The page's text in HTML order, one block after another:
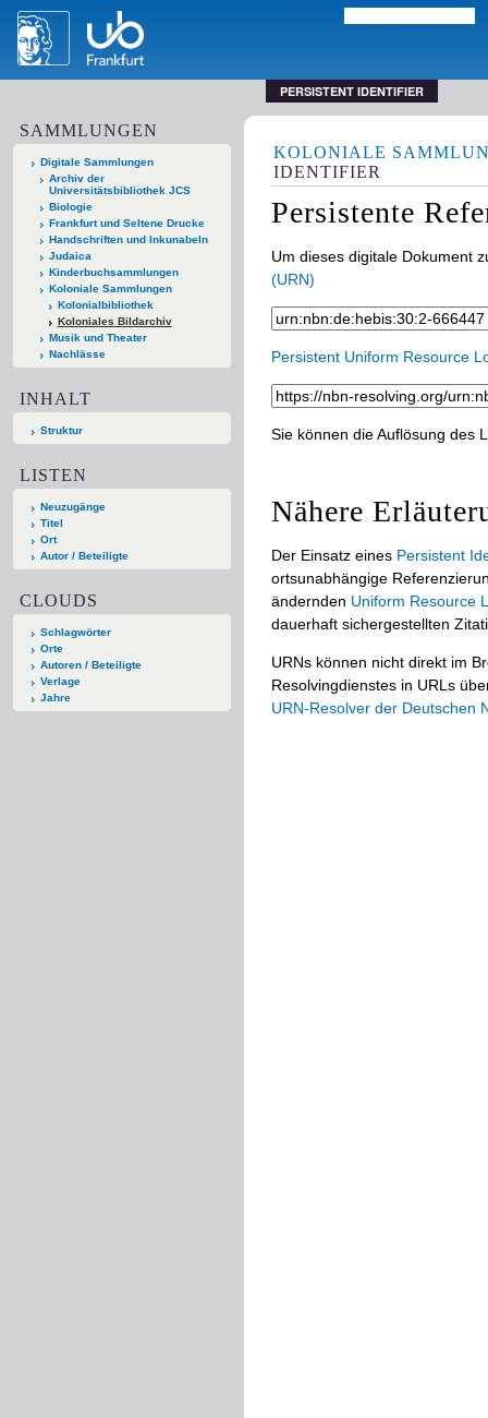
PERSISTENT IDENTIFIER
SAMMLUNGEN
Digitale Sammlungen
Archiv der
Universitätsbibliothek JCS
Biologie
Frankfurt und Seltene Drucke
Handschriften und Inkunabeln
Judaica
Kinderbuchsammlungen
Koloniale Sammlungen
Kolonialbibliothek
Koloniales Bildarchiv
Musik und Theater
Nachlässe
INHALT
Struktur
LISTEN
Neuzugänge
Titel
Ort
Autor / Beteiligte
CLOUDS
Schlagwörter
Orte
Autoren / Beteiligte
Verlage
Jahre
KOLONIALE
IDENTIFIER
Persistente
Um dieses digitale Dokument
(URN)
Persistent Uniform Resource
Sie können die Auflösung des
Nähere
Der Einsatz eines Persistent
ortsunabhängige
ändernden Uniform Resource
dauerhaft sichergestellten
URNs können nicht direkt im
Resolvingdienstes in URLs
URN-Resolver der Deutschen